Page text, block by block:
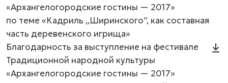
«Архангелогородские гостины — 2017»
по теме «Кадриль „Ширинского“, как составная
часть деревенского игрища»
Благодарность за выступление на фестивале
Традиционной народной культуры
«Архангелогородские гостины — 2017»